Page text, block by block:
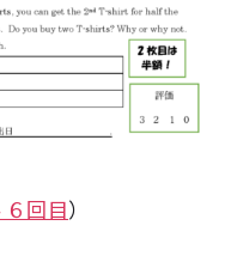
回目）